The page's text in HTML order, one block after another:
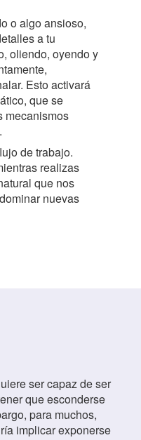
o algo ansioso,
a tu
oliendo, oyendo y
Esto activará
que se
mecanismos
de trabajo.
realizas
que nos
nuevas
ser capaz de ser
que esconderse
para muchos,
implicar exponerse